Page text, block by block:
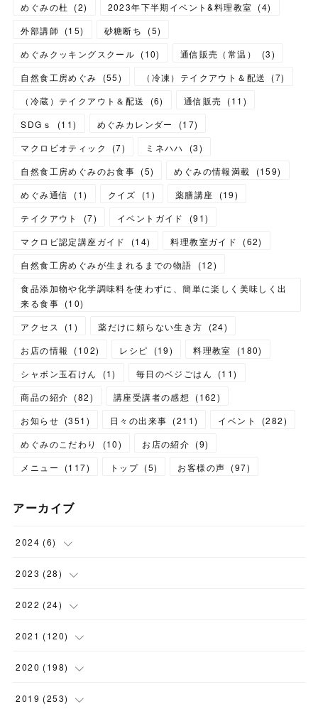
めぐみの杜 (2) 2023年下半期イベント&料理教室 (4)
外部講師 (15) 砂糖断ち (5)
めぐみクッキングスクール (10) 通信販売（常温） (3)
自然食工房めぐみ
(55) （冷凍）テイクアウト＆配送 (7)
（冷蔵）テイクアウト＆配送
(6) 通信販売 (11 )
SDGｓ
(11) めぐみカレンダー (17)
マクロビオティック
(7) ミネハハ (3)
自然食工房めぐみのお食事 (5) めぐみの情報満載 (159)
めぐみ通信
(1) クイズ (1 ) 薬膳講座 (19)
テイクアウト
(7) イベントガイド (91)
マクロビ認定講座ガイド
(14) 料理教室ガイド (62)
自然食工房めぐみが生まれるまでの物語
(12)
食品添加物や化学調味料を使わずに、簡単に楽しく美味しく出
来る食事 (10)
アクセス
(1 ) 薬だけに頼らない生き方 (24)
お店の情報
(102) レシピ (19) 料理教室 (180)
シャボン玉石けん
(1) 毎日のベジごはん (11)
商品の紹介 (82) 講座受講者の感想 (162)
お知らせ (351 ) 日々の出来事 (211) イベント (282)
めぐみのこだわり
(10) お店の紹介 (9)
メニュー
(117) トップ (5) お客様の声 (97)
アーカイブ
2024 (6)
(1)
(1 )
(1)
( 1 )
2023 (28)
(2)
(1)
(1)
(2 )
2022 (24)
(5)
(2)
(2)
2021 (120)
(12)
(3)
2020 (198)
(12)
2019 (253)